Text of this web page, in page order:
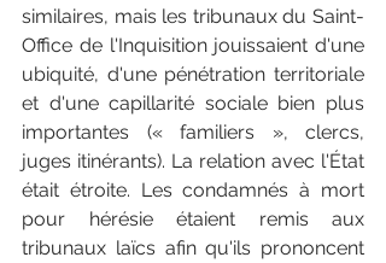
similaires, mais les tribunaux du Saint-
Office de l'Inquisition jouissaient d'une
ubiquité, d'une pénétration territoriale
et d'une capillarité sociale bien plus
importantes (« familiers », clercs,
juges itinérants). La relation avec l'État
était étroite. Les condamnés à mort
pour hérésie étaient remis aux
tribunaux laïcs afin qu'ils prononcent